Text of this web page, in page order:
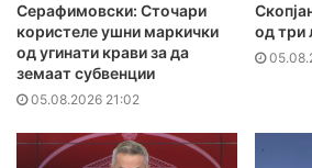
Серафимовски: Сточари
користеле ушни маркички
од угинати крави за да
земаат субвенции
05.08.2026 21:02
од три